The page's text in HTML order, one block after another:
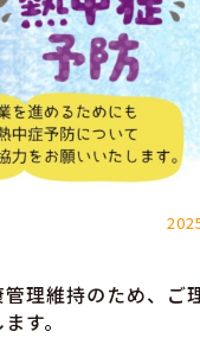
理維持のため、ご
す。